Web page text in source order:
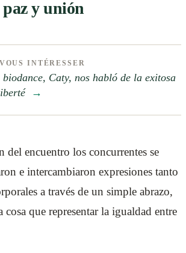
y unión
INTÉRESSER
Caty, nos habló de la exitosa
→
del encuentro los concurrentes se
e intercambiaron expresiones tanto
a través de un simple abrazo,
cosa que representar la igualdad entre